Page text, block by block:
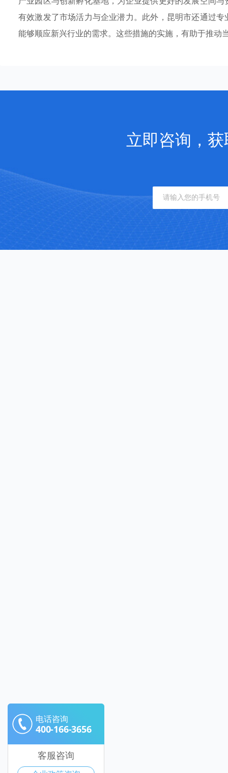
有效激发了市场活力与企业潜力。此外，昆明市还通过
能够顺应新兴行业的需求。这些措施的实施，有助于推动
电话咨询
400-166-3656
客服咨询
立即咨询，